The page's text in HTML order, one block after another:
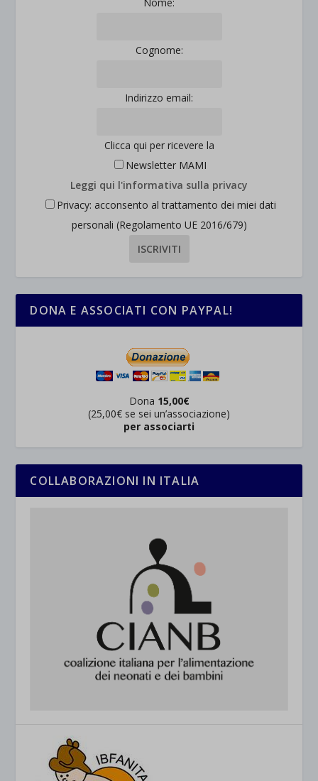
Nome:
Cognome:
Indirizzo email:
Clicca qui per ricevere la
Newsletter MAMI
Leggi qui l'informativa sulla privacy
Privacy: acconsento al trattamento dei miei dati
personali (Regolamento UE 2016/679)
DONA E ASSOCIATI CON PAYPAL!
Dona 15,00€
(25,00€ se sei un’associazione)
per associarti
COLLABORAZIONI IN ITALIA